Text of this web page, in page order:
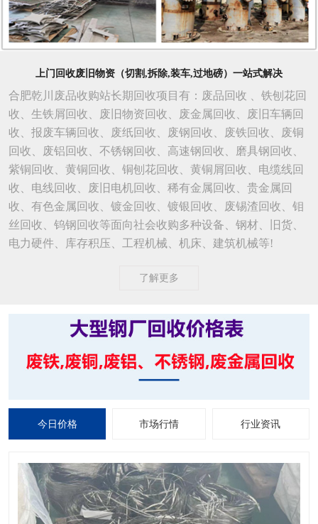
上门回收废旧物资（切割,拆除,装车,过地磅）一站式解决
合肥乾川废品收购站长期回收项目有：废品回收 、铁刨花回
收、生铁屑回收、废旧物资回收、废金属回收、废旧车辆回
收、报废车辆回收、废纸回收、废钢回收、废铁回收、废铜
回收、废铝回收、不锈钢回收、高速钢回收、磨具钢回收、
紫铜回收、黄铜回收、铜刨花回收、黄铜屑回收、电缆线回
收、电线回收、废旧电机回收、稀有金属回收、贵金属回
收、有色金属回收、镀金回收、镀银回收、废锡渣回收、钼
丝回收、钨钢回收等面向社会收购多种设备、钢材、旧货、
电力硬件、库存积压、工程机械、机床、建筑机械等!
了解更多
今日价格 市场行情 行业资讯